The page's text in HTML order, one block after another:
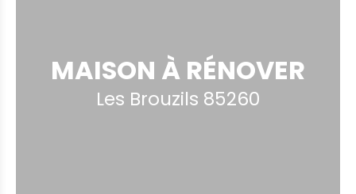
MAISON À RÉNOVER
Les Brouzils 85260